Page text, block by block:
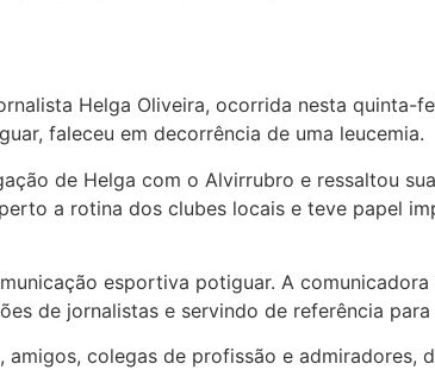
Helga Oliveira, ocorrida nesta quinta-
faleceu em decorrência de uma leucemia.
de Helga com o Alvirrubro e ressaltou
a rotina dos clubes locais e teve papel
esportiva potiguar. A
de jornalistas e servindo de referência para
amigos, colegas de profissão e